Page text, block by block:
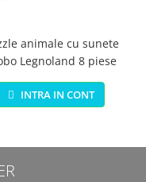
animale cu sunete
Legnoland 8 piese
INTRA IN CONT